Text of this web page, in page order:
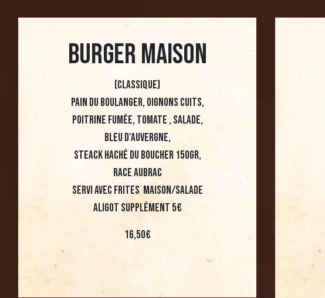
BURGER MAISON
(Classique)
Pain du boulanger, oignons cuits,
poitrine fumée, tomate , salade,
bleu d'auvergne,
steack haché du boucher 150gr,
race aubrac
servi avec frites maison/salade
aligot supplément 5€
16,50€